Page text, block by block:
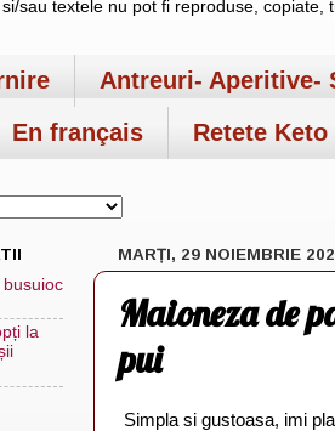
sau textele nu pot fi reproduse,
Antreuri- Aperitive-
En français Retete
MARȚI, 29 NOIEMBRIE
Maioneza de
pui
Simpla si gustoasa, imi
la